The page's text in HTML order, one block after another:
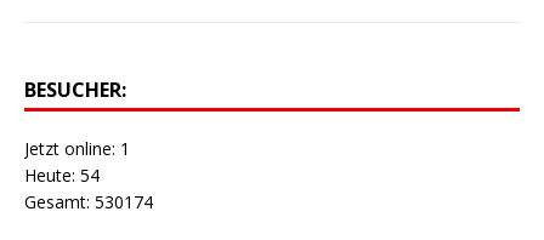
BESUCHER:
Jetzt online: 1
Heute: 54
Gesamt: 530174